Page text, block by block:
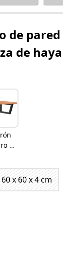
de pared
de haya
y
60 x 60 x 4 cm